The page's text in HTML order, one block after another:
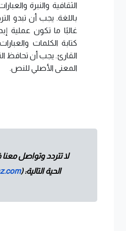
الثقافية والنبرة
باللغة. يجب أن تبدو
غالبًا ما تكون عملية
كتابة الكلمات
القارئ. يجب أن تحافظ
المعنى الأصلي للنص.
الحية التالية: (